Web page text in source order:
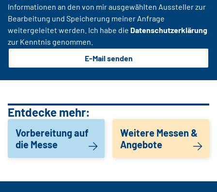
Informationen an den von mir ausgewählten Aussteller zur
Bearbeitung und Speicherung meiner Anfrage
weitergeleitet werden. Ich habe die Datenschutzerklärung
zur Kenntnis genommen.
E-Mail senden
Entdecke mehr:
Vorbereitung auf
die Messe
Weitere Messen &
Angebote